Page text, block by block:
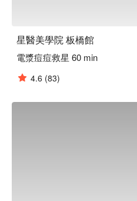
星醫美學院 板橋館
電漿痘痘救星 60 min
4.6 (83)